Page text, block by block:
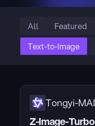
All Featured
Text-to-Image
Tongyi-MAI
Z-Image-Turbo